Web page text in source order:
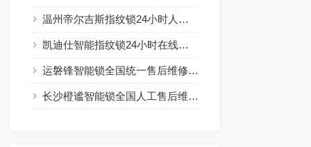
温州帝尔吉斯指纹锁24小时人工服务热线电话全国
凯迪仕智能指纹锁24小时在线咨询热线
运磐锋智能锁全国统一售后维修24小时预约
长沙橙谧智能锁全国人工售后维修电话24小时服务